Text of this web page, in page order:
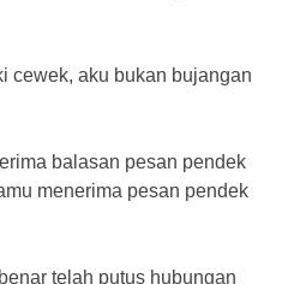
cewek, aku bukan bujangan
balasan pesan pendek
menerima pesan pendek
telah putus hubungan